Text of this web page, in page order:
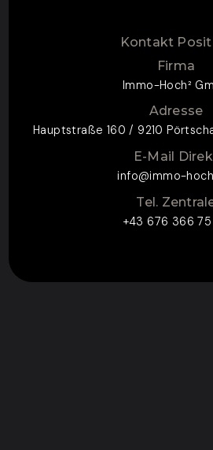
Kontakt
Firma
Immo-Hoch²
Adresse
Hauptstraße 160 / 9210
E-Mail
info@immo-
Tel.
+43 676 366